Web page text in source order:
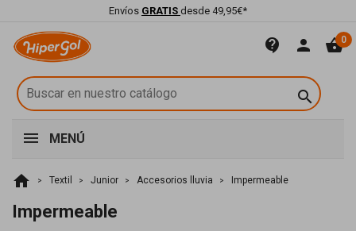
Envíos GRATIS desde 49,95€*
contact_support person shopping_basket0

MENÚ
home Textil Junior Accesorios lluvia Impermeable
Impermeable